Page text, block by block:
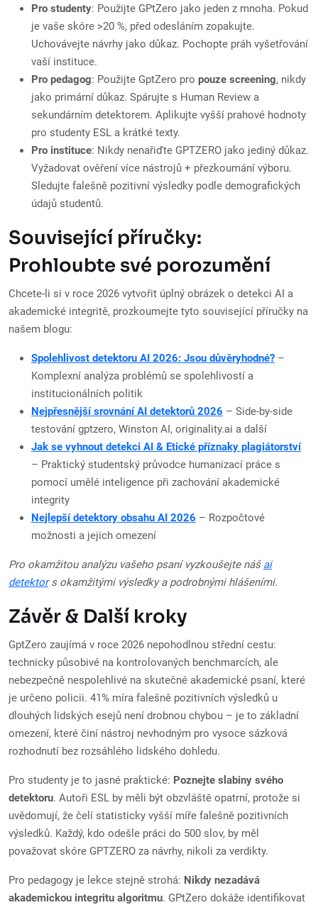
Pro studenty: Použijte GPtZero jako jeden z mnoha. Pokud
je vaše skóre >20 %, před odesláním zopakujte.
Uchovávejte návrhy jako důkaz. Pochopte práh vyšetřování
vaší instituce.
Pro pedagog: Použijte GptZero pro pouze screening, nikdy
jako primární důkaz. Spárujte s Human Review a
sekundárním detektorem. Aplikujte vyšší prahové hodnoty
pro studenty ESL a krátké texty.
Pro instituce: Nikdy nenařiďte GPTZERO jako jediný důkaz.
Vyžadovat ověření více nástrojů + přezkoumání výboru.
Sledujte falešně pozitivní výsledky podle demografických
údajů studentů.
Související příručky:
Prohloubte své porozumění
Chcete-li si v roce 2026 vytvořit úplný obrázek o detekci AI a
akademické integritě, prozkoumejte tyto související příručky na
našem blogu:
Spolehlivost detektoru AI 2026: Jsou důvěryhodné? –
Komplexní analýza problémů se spolehlivostí a
institucionálních politik
Nejpřesnější srovnání AI detektorů 2026 – Side-by-side
testování gptzero, Winston AI, originality.ai a další
Jak se vyhnout detekci AI & Etické příznaky plagiátorství
– Praktický studentský průvodce humanizací práce s
pomocí umělé inteligence při zachování akademické
integrity
Nejlepší detektory obsahu AI 2026 – Rozpočtové
možnosti a jejich omezení
Pro okamžitou analýzu vašeho psaní vyzkoušejte náš ai
detektors okamžitými výsledky a podrobnými hlášeními.
Závěr & Další kroky
GptZero zaujímá v roce 2026 nepohodlnou střední cestu:
technicky působivé na kontrolovaných benchmarcích, ale
nebezpečně nespolehlivé na skutečné akademické psaní, které
je určeno policii. 41% míra falešně pozitivních výsledků u
dlouhých lidských esejů není drobnou chybou – je to základní
omezení, které činí nástroj nevhodným pro vysoce sázková
rozhodnutí bez rozsáhlého lidského dohledu.
Pro studenty je to jasné praktické: Poznejte slabiny svého
detektoru. Autoři ESL by měli být obzvláště opatrní, protože si
uvědomují, že čelí statisticky vyšší míře falešně pozitivních
výsledků. Každý, kdo odešle práci do 500 slov, by měl
považovat skóre GPTZERO za návrhy, nikoli za verdikty.
Pro pedagogy je lekce stejně strohá: Nikdy nezadává
akademickou integritu algoritmu. GPtZero dokáže identifikovat